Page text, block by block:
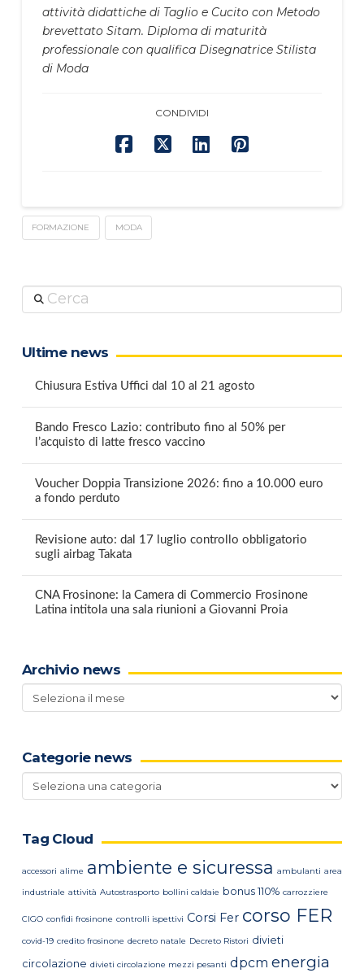
attività didattiche di Taglio e Cucito con Metodo
brevettato Sitam. Diploma di maturità
professionale con qualifica Disegnatrice Stilista
di Moda
CONDIVIDI
FORMAZIONE MODA
Cerca
Ultime news
Chiusura Estiva Uffici dal 10 al 21 agosto
Bando Fresco Lazio: contributo fino al 50% per
l’acquisto di latte fresco vaccino
Voucher Doppia Transizione 2026: fino a 10.000 euro
a fondo perduto
Revisione auto: dal 17 luglio controllo obbligatorio
sugli airbag Takata
CNA Frosinone: la Camera di Commercio Frosinone
Latina intitola una sala riunioni a Giovanni Proia
Archivio news
Archivio
news
Categorie news
Categorie
news
Tag Cloud
accessori alime ambiente e sicuressa ambulanti area
industriale attività Autostrasporto bollini caldaie bonus 110% carrozziere
CIGO confidi frosinone controlli ispettivi Corsi Fer corso FER
covid-19 credito frosinone decreto natale Decreto Ristori divieti
circolazione divieti circolazione mezzi pesanti dpcm energia